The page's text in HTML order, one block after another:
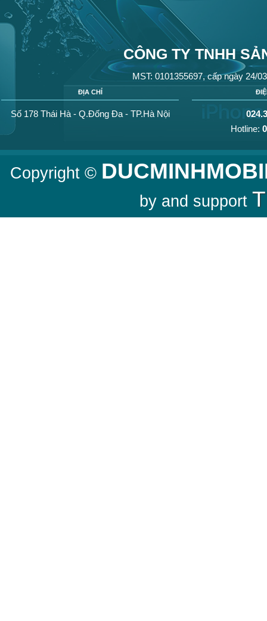
CÔNG TY TNHH
MST: 0101355697, cấp ngày 24/
ĐỊA CHỈ
Số 178 Thái Hà - Q.Đống Đa - TP.Hà Nội
Hotline:
Copyright ©
by and support